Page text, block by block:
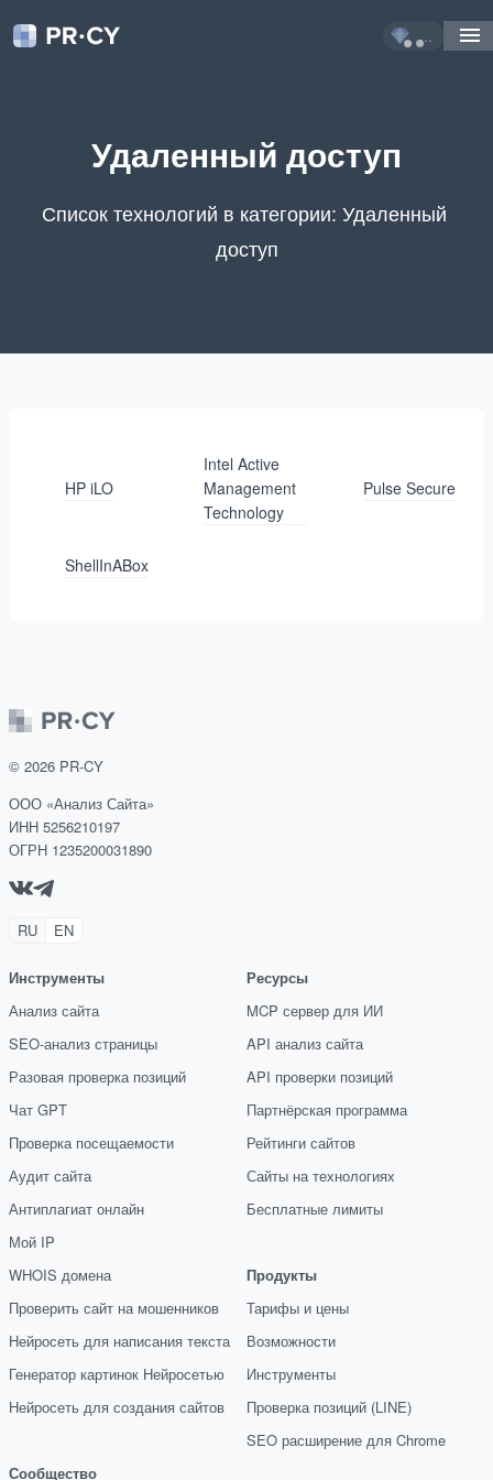
...
Удаленный доступ
Список технологий в категории: Удаленный
доступ
HP iLO
Intel Active
Management
Technology
Pulse Secure
ShellInABox
© 2026 PR-CY
ООО «Анализ Сайта»
ИНН 5256210197
ОГРН 1235200031890
RU EN
Инструменты
Анализ сайта
SEO-анализ страницы
Разовая проверка позиций
Чат GPT
Проверка посещаемости
Аудит сайта
Антиплагиат онлайн
Мой IP
WHOIS домена
Проверить сайт на мошенников
Нейросеть для написания текста
Генератор картинок Нейросетью
Нейросеть для создания сайтов
Сообщество
Ресурсы
MCP сервер для ИИ
API анализ сайта
API проверки позиций
Партнёрская программа
Рейтинги сайтов
Сайты на технологиях
Бесплатные лимиты
Продукты
Тарифы и цены
Возможности
Инструменты
Проверка позиций (LINE)
SEO расширение для Chrome